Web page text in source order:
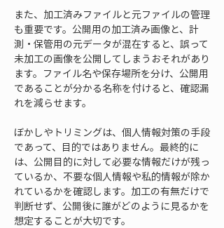
また、加工済みファイルと元ファイルの管理
も重要です。公開用の加工済み画像と、計
測・保管用の元データが混在すると、誤って
未加工の画像を公開してしまうおそれがあり
ます。ファイル名や保存場所を分け、公開用
であることが分かる名称を付けると、確認漏
れを減らせます。
ぼかしやトリミングは、個人情報対策の手段
であって、目的ではありません。最終的に
は、公開目的に対して必要な情報だけが残っ
ているか、不要な個人情報や私的情報が除か
れているかを確認します。加工の有無だけで
判断せず、公開後に誰がどのように見るかを
想定することが大切です。